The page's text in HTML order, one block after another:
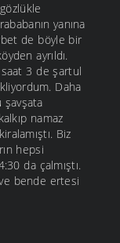
yanına
de böyle bir
ayrıldı.
saat 3 de şartul
Daha
namaz
Biz
hepsi
da çalmıştı.
bende ertesi